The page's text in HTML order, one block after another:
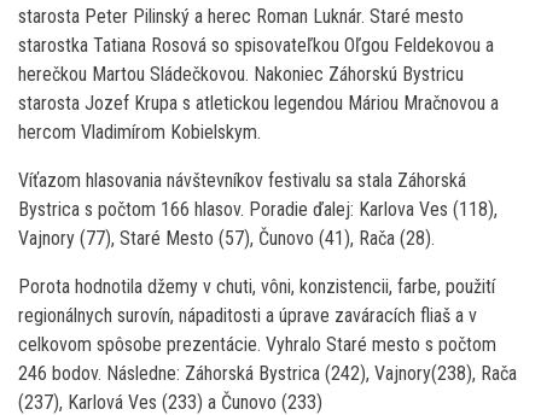
starosta Peter Pilinský a herec Roman Luknár. Staré mesto
starostka Tatiana Rosová so spisovateľkou Oľgou Feldekovou a
herečkou Martou Sládečkovou. Nakoniec Záhorskú Bystricu
starosta Jozef Krupa s atletickou legendou Máriou Mračnovou a
hercom Vladimírom Kobielskym.
Víťazom hlasovania návštevníkov festivalu sa stala Záhorská
Bystrica s počtom 166 hlasov. Poradie ďalej: Karlova Ves (118),
Vajnory (77), Staré Mesto (57), Čunovo (41), Rača (28).
Porota hodnotila džemy v chuti, vôni, konzistencii, farbe, použití
regionálnych surovín, nápaditosti a úprave zaváracích fliaš a v
celkovom spôsobe prezentácie. Vyhralo Staré mesto s počtom
246 bodov. Následne: Záhorská Bystrica (242), Vajnory(238), Rača
(237), Karlová Ves (233) a Čunovo (233)